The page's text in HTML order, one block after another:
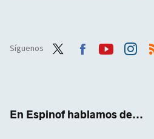
Síguenos
En Espinof hablamos de...